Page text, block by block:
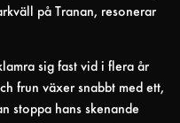
på Tranan, resonerar
sig fast vid i flera år
frun växer snabbt med ett,
stoppa hans skenande